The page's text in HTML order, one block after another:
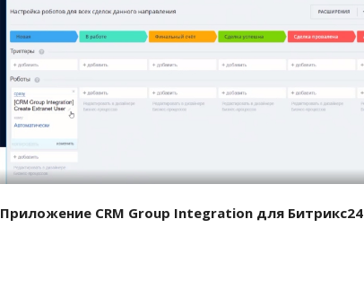
Приложение CRM Group Integration для Битрикс24